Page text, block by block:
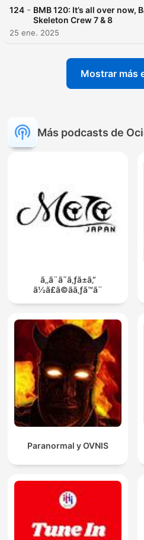
124 - BMB 120: It’s all over now,
Skeleton Crew 7 & 8
25 ene. 2025
Mostrar más
Más podcasts de
ã‚‚ã¨ã˜ã‚ƒã±ã‚“
ã½ã£ã©ãã‚ƒã™ã¨
Paranormal y OVNIS